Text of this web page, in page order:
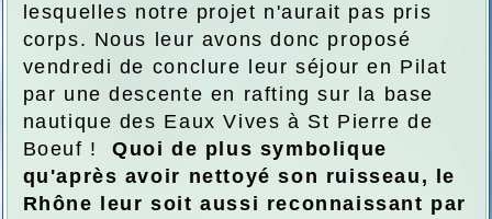
lesquelles notre projet n'aurait pas pris
corps. Nous leur avons donc proposé
vendredi de conclure leur séjour en Pilat
par une descente en rafting sur la base
nautique des Eaux Vives à St Pierre de
Boeuf ! Quoi de plus symbolique
qu'après avoir nettoyé son ruisseau, le
Rhône leur soit aussi reconnaissant par